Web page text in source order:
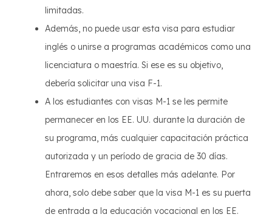
limitadas.
Además, no puede usar esta visa para estudiar
inglés o unirse a programas académicos como una
licenciatura o maestría. Si ese es su objetivo,
debería solicitar una visa F-1.
A los estudiantes con visas M-1 se les permite
permanecer en los EE. UU. durante la duración de
su programa, más cualquier capacitación práctica
autorizada y un período de gracia de 30 días.
Entraremos en esos detalles más adelante. Por
ahora, solo debe saber que la visa M-1 es su puerta
de entrada a la educación vocacional en los EE.